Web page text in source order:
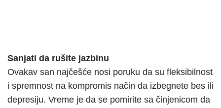
Sanjati da rušite jazbinu
Ovakav san najčešće nosi poruku da su fleksibilnost
i spremnost na kompromis način da izbegnete bes ili
depresiju. Vreme je da se pomirite sa činjenicom da